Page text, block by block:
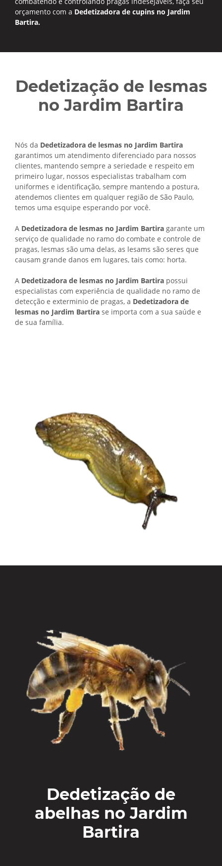
orçamento com a Dedetizadora de cupins no Jardim
Bartira.
Dedetização de lesmas
no Jardim Bartira
Nós da Dedetizadora de lesmas no Jardim Bartira
garantimos um atendimento diferenciado para nossos
clientes, mantendo sempre a seriedade e respeito em
primeiro lugar, nossos especialistas trabalham com
uniformes e identificação, sempre mantendo a postura,
atendemos clientes em qualquer região de São Paulo,
temos uma esquipe esperando por você.
A Dedetizadora de lesmas no Jardim Bartira garante um
serviço de qualidade no ramo do combate e controle de
pragas, lesmas são uma delas, as lesams são seres que
causam grande danos em lugares, tais como: horta.
A Dedetizadora de lesmas no Jardim Bartira possui
especialistas com experiência de qualidade no ramo de
detecção e exterminio de pragas, a Dedetizadora de
lesmas no Jardim Bartira se importa com a sua saúde e
de sua família.
Dedetização de
abelhas no Jardim
Bartira